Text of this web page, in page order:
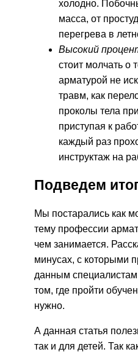
холодно.
масса, от
перегрева в
Высокий
стоит молчать о
арматурой не
травм, как
проколы тела
приступая к
каждый раз
инструктаж на
Подведем
Мы постарались как
тему профессии
чем занимается.
минусах, с которыми
данным
том, где пройти
нужно.
А данная статья
так и для детей. Так